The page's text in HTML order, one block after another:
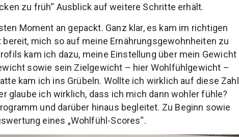
zu früh“ Ausblick auf weitere Schritte erhält.
Moment an gepackt. Ganz klar, es kam im richtigen
mich so auf meine Ernährungsgewohnheiten zu
kam ich dazu, meine Einstellung über mein Gewicht
sowie sein Zielgewicht – hier Wohlfühlgewicht –
kam ich ins Grübeln. Wollte ich wirklich auf diese Zahl
glaube ich wirklich, dass ich mich dann wohler fühle?
und darüber hinaus begleitet. Zu Beginn sowie
eines „Wohlfühl-Scores“.